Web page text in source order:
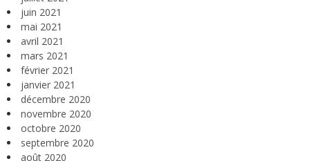
juin 2021
mai 2021
avril 2021
mars 2021
février 2021
janvier 2021
décembre 2020
novembre 2020
octobre 2020
septembre 2020
août 2020